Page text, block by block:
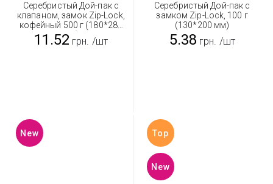
Серебристый Дой-пак с
клапаном, замок Zip-Lock,
кофейный 500 г (180*280
мм)
11.52 грн. /шт
Серебристый Дой-пак с
замком Zip-Lock, 100 г
(130*200 мм)
5.38 грн. /шт
New Top
New